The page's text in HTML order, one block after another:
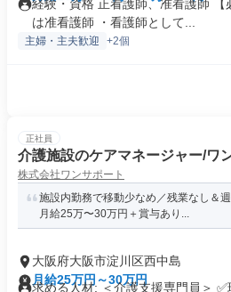
経験・資格 正看護師、准看護師 【
は准看護師 ・看護師として...
主婦・主夫歓迎 +2個
正社員
介護施設のケアマネージャー/ワ
株式会社ワンサポート
施設内勤務で移動少なめ／残業なし＆
月給25万〜30万円＋賞与あり...
大阪府大阪市淀川区西中島
月給25万円～30万円
求める人材: ＜介護支援専門員＞